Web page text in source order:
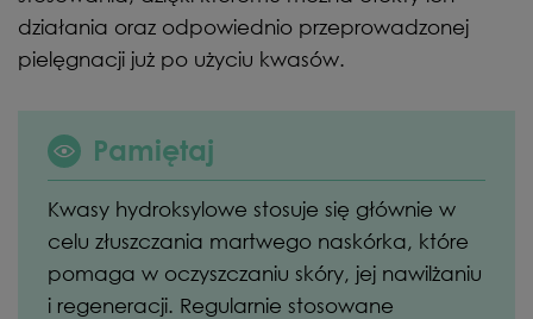
działania oraz odpowiednio przeprowadzonej
pielęgnacji już po użyciu kwasów.
Pamiętaj
Kwasy hydroksylowe stosuje się głównie w
celu złuszczania martwego naskórka, które
pomaga w oczyszczaniu skóry, jej nawilżaniu
i regeneracji. Regularnie stosowane